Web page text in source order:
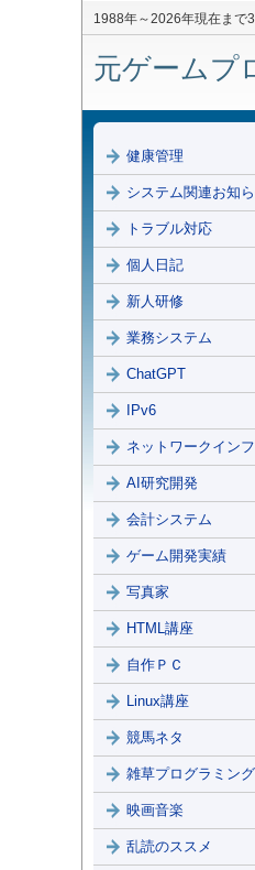
1988年～2026年現在まで
元ゲームプ
健康管理
システム関連お知
トラブル対応
個人日記
新人研修
業務システム
ChatGPT
IPv6
ネットワークイン
AI研究開発
会計システム
ゲーム開発実績
写真家
HTML講座
自作ＰＣ
Linux講座
競馬ネタ
雑草プログラミング
映画音楽
乱読のススメ